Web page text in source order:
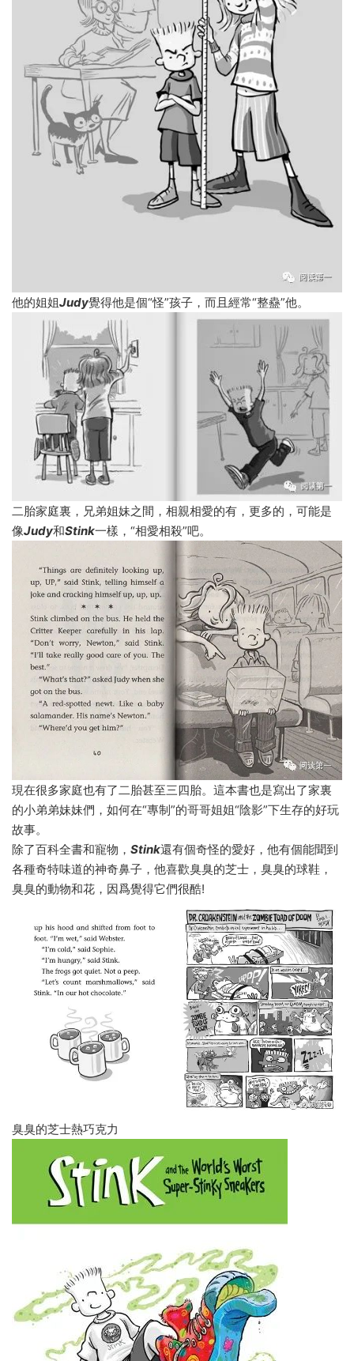
他的姐姐Judy覺得他是個“怪”孩子，而且經常“整蠱”他。
二胎家庭裏，兄弟姐妹之間，相親相愛的有，更多的，可能是
像Judy和Stink一樣，“相愛相殺”吧。
現在很多家庭也有了二胎甚至三四胎。這本書也是寫出了家裏
的小弟弟妹妹們，如何在“專制”的哥哥姐姐“陰影”下生存的好玩
故事。
除了百科全書和寵物， Stink還有個奇怪的愛好，他有個能聞到
各種奇特味道的神奇鼻子，他喜歡臭臭的芝士，臭臭的球鞋，
臭臭的動物和花，因爲覺得它們很酷!
臭臭的芝士熱巧克力